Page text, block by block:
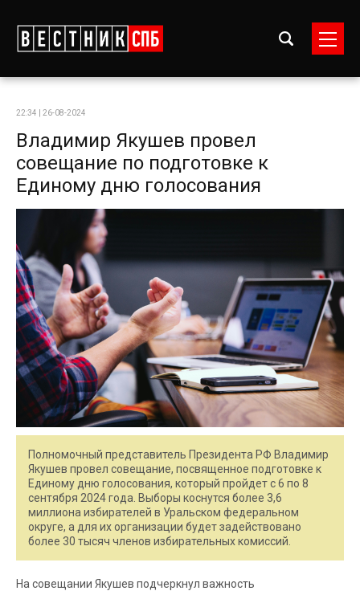
22:34 | 26-08-2024
Владимир Якушев провел
совещание по подготовке к
Единому дню голосования
Полномочный представитель Президента РФ Владимир
Якушев провел совещание, посвященное подготовке к
Единому дню голосования, который пройдет с 6 по 8
сентября 2024 года. Выборы коснутся более 3,6
миллиона избирателей в Уральском федеральном
округе, а для их организации будет задействовано
более 30 тысяч членов избирательных комиссий.
На совещании Якушев подчеркнул важность